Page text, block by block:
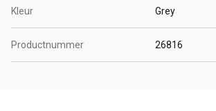
Kleur Grey
Productnummer 26816